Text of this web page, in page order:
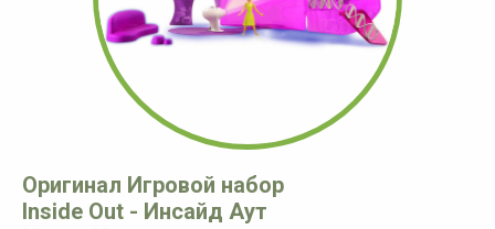
Оригинал Игровой набор
Inside Out - Инсайд Аут